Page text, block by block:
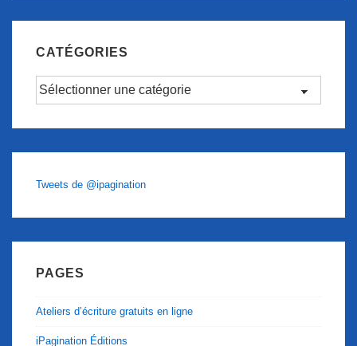
CATÉGORIES
Catégories
Tweets de @ipagination
PAGES
Ateliers d’écriture gratuits en ligne
iPagination Éditions